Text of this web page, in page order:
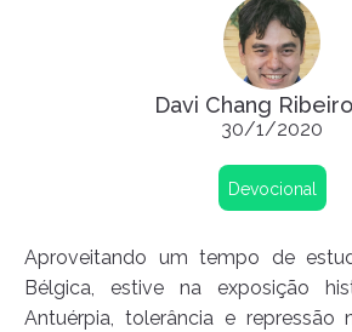
Davi Chang
30/1/2020
Devocional
Aproveitando um tempo de
Bélgica, estive na exposição
Antuérpia, tolerância e repressão